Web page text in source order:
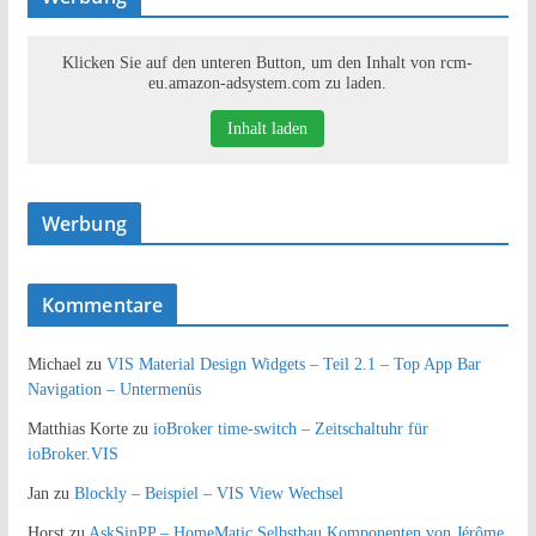
Klicken Sie auf den unteren Button, um den Inhalt von rcm-
eu.amazon-adsystem.com zu laden.
Inhalt laden
Werbung
Kommentare
Michaelzu VIS Material Design Widgets – Teil 2.1 – Top App Bar
Navigation – Untermenüs
Matthias Kortezu ioBroker time-switch – Zeitschaltuhr für
ioBroker.VIS
Janzu Blockly – Beispiel – VIS View Wechsel